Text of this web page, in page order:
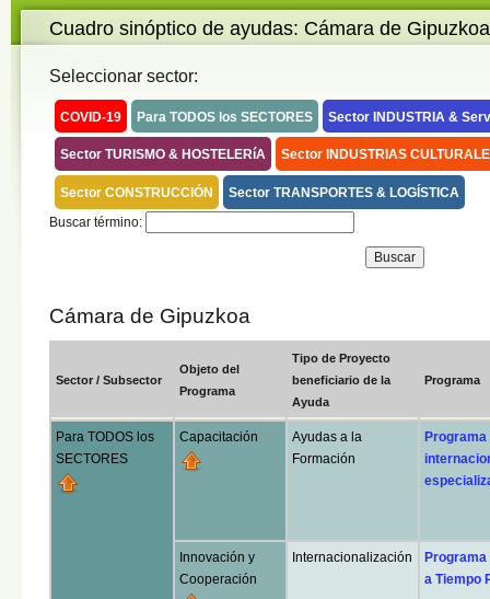
Cuadro sinóptico de ayudas: Cámara de Gipuzkoa
Seleccionar sector:
COVID-19 Para TODOS los SECTORES Sector INDUSTRIA &
Sector TURISMO & HOSTELERíA Sector INDUSTRIAS
Sector CONSTRUCCIÓN
Sector TRANSPORTES & LOGÍSTICA
Buscar término:
Cámara de Gipuzkoa
Sector / Subsector
Objeto del
Programa
Tipo de Proyecto
beneficiario de la
Ayuda
Programa
Para TODOS los
SECTORES
Capacitación
Ayudas a la
Formación
Programa
Innovación y
Cooperación
Internacionalización
a Tiempo